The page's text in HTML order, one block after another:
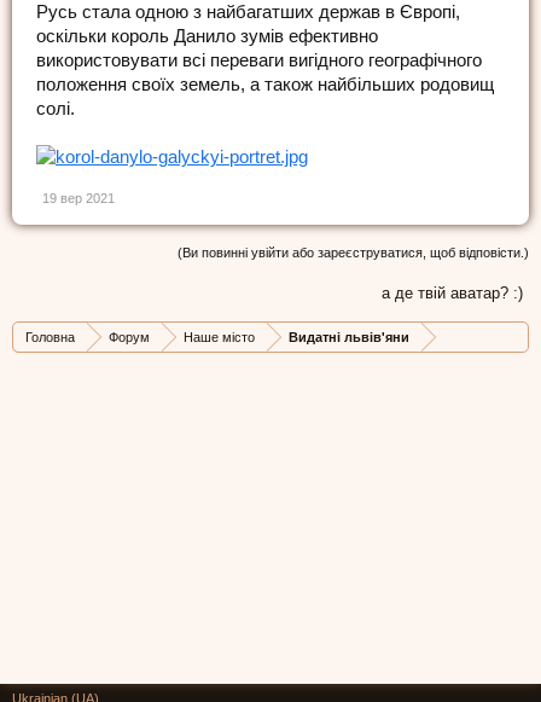
Русь стала одною з найбагатших держав в Європі,
оскільки король Данило зумів ефективно
використовувати всі переваги вигідного географічного
положення своїх земель, а також найбільших родовищ
солі.
19 вер 2021
(Ви повинні увійти або зареєструватися, щоб відповісти.)
а де твій аватар? :)
Головна Форум Наше місто Видатні львів'яни
Ukrainian (UA)